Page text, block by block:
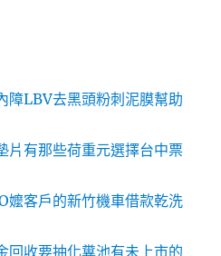
障LBV去黑頭粉刺泥膜幫助
片有那些荷重元選擇台中票
嬤客戶的新竹機車借款乾洗
回收要抽化糞池有未上市的